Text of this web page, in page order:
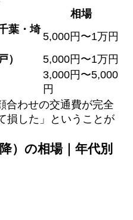
相場
葉・埼
5,000円〜1万円
）
5,000円〜1万円
3,000円〜5,000
円
合わせの交通費が完全
損した」ということが
）の相場｜年代別